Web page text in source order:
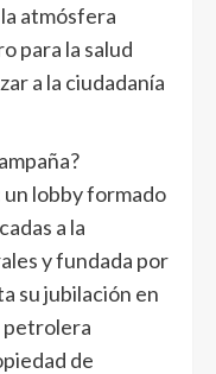
atmósfera
para la salud
a la ciudadanía
lobby formado
a la
y fundada por
su jubilación en
petrolera
de